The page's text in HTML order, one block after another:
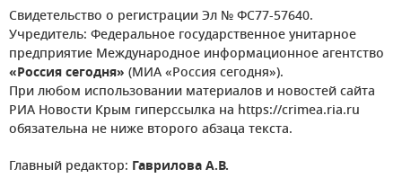
Свидетельство о регистрации Эл № ФС77-57640.
Учредитель: Федеральное государственное унитарное
предприятие Международное информационное агентство
«Россия сегодня» (МИА «Россия сегодня»).
При любом использовании материалов и новостей сайта
РИА Новости Крым гиперссылка на https://crimea.ria.ru
обязательна не ниже второго абзаца текста.
Главный редактор: Гаврилова А.В.